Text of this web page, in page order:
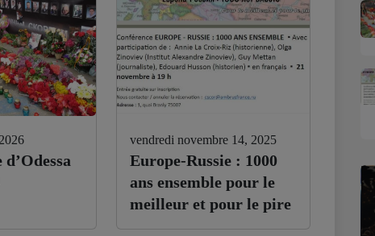
vendredi novembre 14, 2025
Europe-Russie : 1000
ans ensemble pour le
meilleur et pour le pire